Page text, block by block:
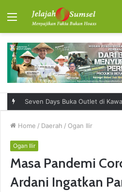
Menu
Home / Daerah / Ogan Ilir
Ogan Ilir
Masa Pandemi
Ardani Ingatkan